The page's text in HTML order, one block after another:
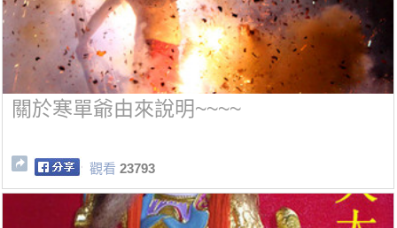
關於寒單爺由來說明~~~~
觀看 23793